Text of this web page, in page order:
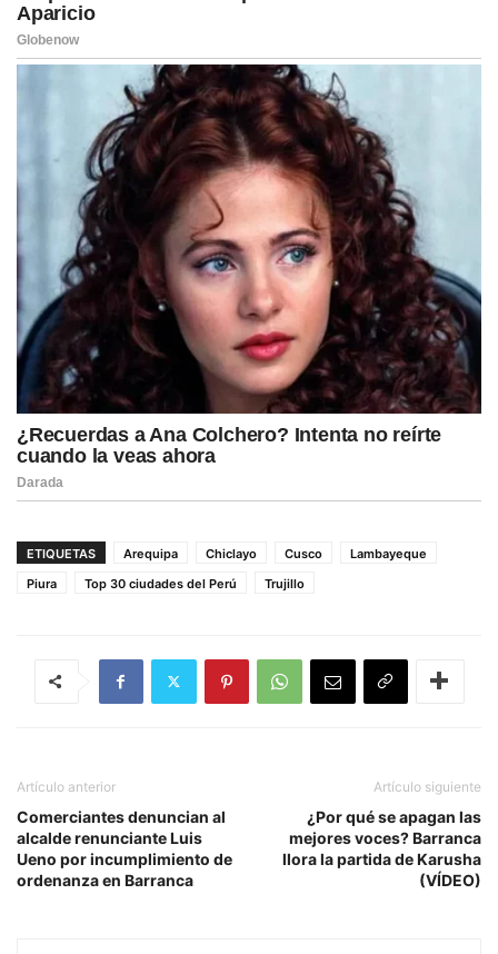
ETIQUETAS Arequipa Chiclayo Cusco
Lambayeque
Piura
Top 30 ciudades del Perú Trujillo
Artículo anterior
Comerciantes denuncian al
alcalde renunciante Luis
Ueno por incumplimiento de
ordenanza en Barranca
Artículo siguiente
¿Por qué se apagan las
mejores voces? Barranca
llora la partida de Karusha
(VÍDEO)